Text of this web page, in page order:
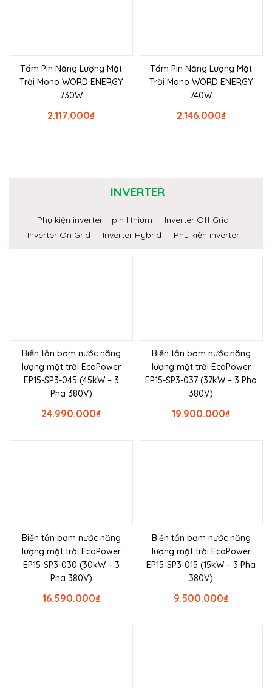
Tấm Pin Năng Lượng Mặt
Trời Mono WORD ENERGY
730W
₫
2.117.000
Tấm Pin Năng Lượng Mặt
Trời Mono WORD ENERGY
740W
₫
2.146.000
INVERTER
Phụ kiện inverter + pin lithium
Inverter Off Grid
Inverter On Grid
Inverter Hybrid Phụ kiện inverter
Biến tần bơm nước năng
lượng mặt trời EcoPower
EP15-SP3-045 (45kW – 3
Pha 380V)
₫
24.990.000
Biến tần bơm nước năng
lượng mặt trời EcoPower
EP15-SP3-037 (37kW – 3 Pha
380V)
₫
19.900.000
Biến tần bơm nước năng
lượng mặt trời EcoPower
EP15-SP3-030 (30kW – 3
Pha 380V)
₫
16.590.000
Biến tần bơm nước năng
lượng mặt trời EcoPower
EP15-SP3-015 (15kW – 3 Pha
380V)
₫
9.500.000